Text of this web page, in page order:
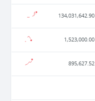
134,031,642.90
1,523,000.00
895,627.52